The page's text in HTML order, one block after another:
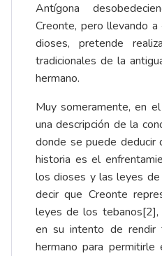
Antígona
Creonte, pero llevando
dioses, pretende
tradicionales de la
hermano.
Muy someramente, en
una descripción de la
donde se puede
historia es el
los dioses y las leyes
decir que Creonte
leyes de los tebanos[2],
en su intento de
hermano para